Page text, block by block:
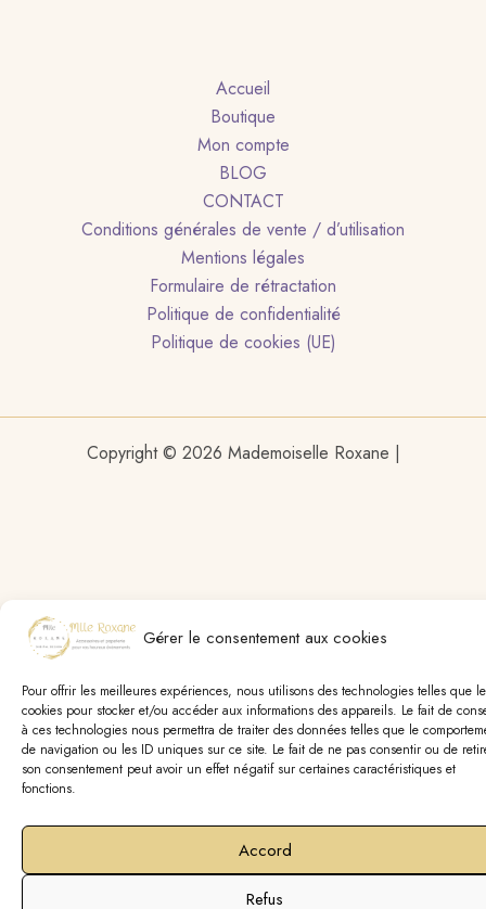
Gérer le consentement aux cookies
Pour offrir les meilleures expériences, nous utilisons des technologies telles que
cookies pour stocker et/ou accéder aux informations des appareils. Le fait de
à ces technologies nous permettra de traiter des données telles que le
de navigation ou les ID uniques sur ce site. Le fait de ne pas consentir ou de
son consentement peut avoir un effet négatif sur certaines caractéristiques et
fonctions.
Accord
Refus
Accueil
Boutique
Mon compte
BLOG
CONTACT
Conditions générales de vente / d’utilisation
Mentions légales
Formulaire de rétractation
Politique de confidentialité
Politique de cookies (UE)
Copyright © 2026 Mademoiselle Roxane |